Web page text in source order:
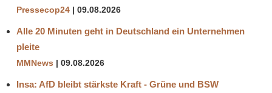
Pressecop24 09.08.2026
Alle 20 Minuten geht in Deutschland ein Unternehmen
pleite
MMNews 09.08.2026
Insa: AfD bleibt stärkste Kraft - Grüne und BSW